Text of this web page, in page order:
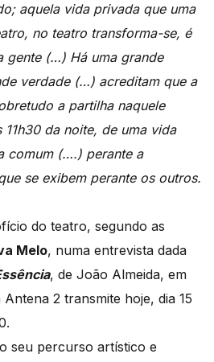
aquela vida privada que uma
no teatro transforma-se, é
gente (…) Há uma grande
verdade (…) acreditam que a
a partilha naquele
da noite, de uma vida
comum (….) perante a
se exibem perante os outros.
do teatro, segundo as
Melo, numa entrevista dada
, de João Almeida, em
2 transmite hoje, dia 15
seu percurso artístico e